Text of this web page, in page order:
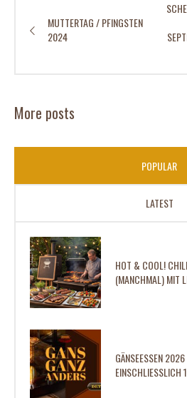
MUTTERTAG / PFINGSTEN
2024
More posts
POPULAR
LATEST
HOT & COOL!
(MANCHMAL) MIT
GÄNSEESSEN
EINSCHLIESSLICH